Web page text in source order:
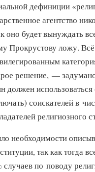
дефиниции
агентство
оно будет вынуждать
Прокрустову ложу.
решение, —
должен
соискателей в
необходимости
так как тогда
случаев по поводу